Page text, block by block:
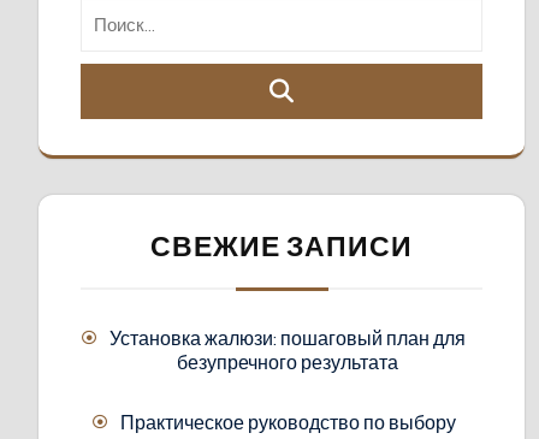
СВЕЖИЕ ЗАПИСИ
Установка жалюзи: пошаговый план для
безупречного результата
Практическое руководство по выбору